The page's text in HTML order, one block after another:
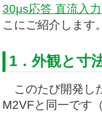
30μs応答 直流入
こにご紹介します
1．外観と寸
このたび開発し
M2VFと同一です